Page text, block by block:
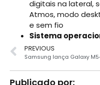
digitais na lateral,
Atmos, modo
e sem fio
Sistema
PREVIOUS
Publicado por: